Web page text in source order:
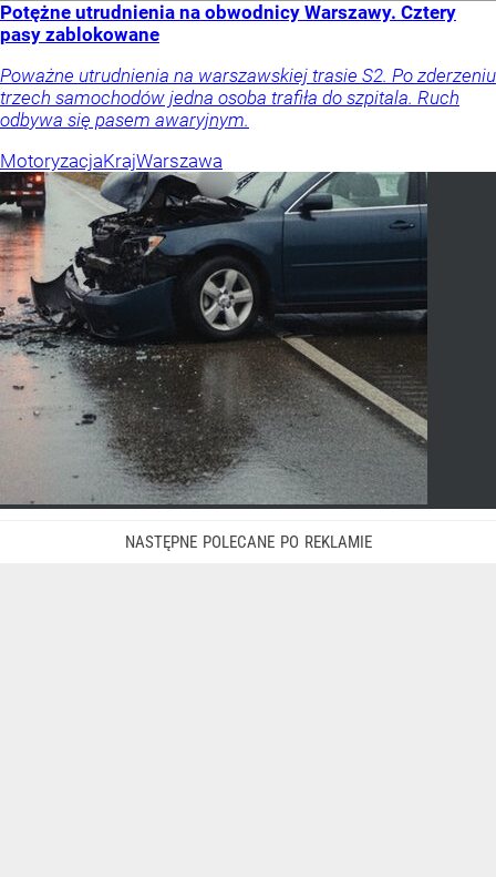
Potężne utrudnienia na obwodnicy Warszawy. Cztery
pasy zablokowane
Poważne utrudnienia na warszawskiej trasie S2. Po zderzeniu
trzech samochodów jedna osoba trafiła do szpitala. Ruch
odbywa się pasem awaryjnym.
MotoryzacjaKrajWarszawa